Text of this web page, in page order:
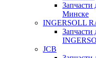
Запчасти
Минске
INGERSOLL
Запчасти
JCB